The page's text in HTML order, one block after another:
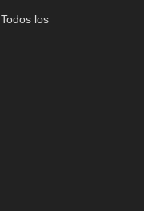
los